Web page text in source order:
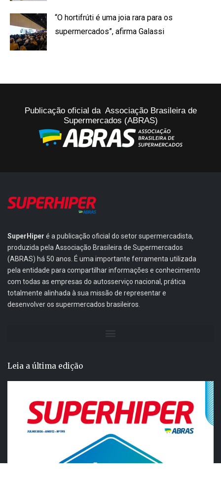
“O hortifrúti é uma joia rara para os
supermercados”, afirma Galassi
Publicação oficial da Associação Brasileira de
Supermercados (ABRAS)
SuperHiper é a publicação oficial do setor supermercadista,
produzida pela Associação Brasileira de Supermercados
(ABRAS) há 50 anos. É uma importante ferramenta utilizada
pela entidade para compartilhar informações e conhecimento
com todas as empresas do autosserviço nacional, prática
totalmente alinhada à sua missão de representar e
desenvolver os supermercados brasileiros.
Leia a última edição